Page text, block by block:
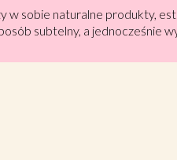
w sobie naturalne produkty,
subtelny, a jednocześnie